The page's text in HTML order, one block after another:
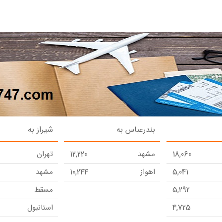
18,060
5,041
5,292
4,725
بندرعباس به
مشهد 12,220
اهواز 10,244
شیراز به
تهران
مشهد
مسقط
استانبول